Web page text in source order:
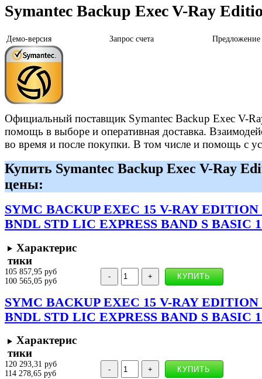
Symantec Backup Exec V-Ray
Демо-версия Запрос счета Предложение
Официальный поставщик Symantec Backup Exec V-
помощь в выборе и оперативная доставка.
во время и после покупки. В том числе и помощь с
Купить Symantec Backup Exec V-Ray
цены:
SYMC BACKUP EXEC 15 V-RAY
BNDL STD LIC EXPRESS BAND S BASIC
Характерис
тики
105 857,95 руб
100 565,05 руб
SYMC BACKUP EXEC 15 V-RAY
BNDL STD LIC EXPRESS BAND S BASIC
Характерис
тики
120 293,31 руб
114 278,65 руб